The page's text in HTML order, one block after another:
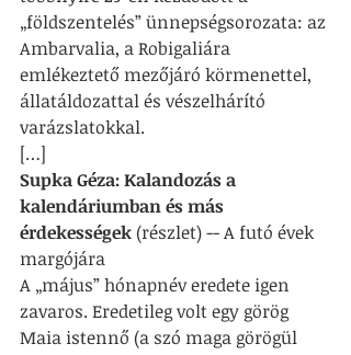
„földszentelés” ünnepségsorozata: az
Ambarvalia, a Robigaliára
emlékeztető mezőjáró körmenettel,
állatáldozattal és vészelhárító
varázslatokkal.
[…]
Supka Géza: Kalandozás a
kalendáriumban és más
érdekességek (részlet) -- A futó évek
margójára
A „május” hónapnév eredete igen
zavaros. Eredetileg volt egy görög
Maia istennő (a szó maga görögül